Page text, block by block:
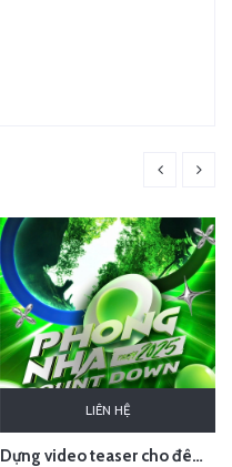
LIÊN HỆ
Dựng video teaser cho đêm countdown tại Phong Nha - Quảng Bình